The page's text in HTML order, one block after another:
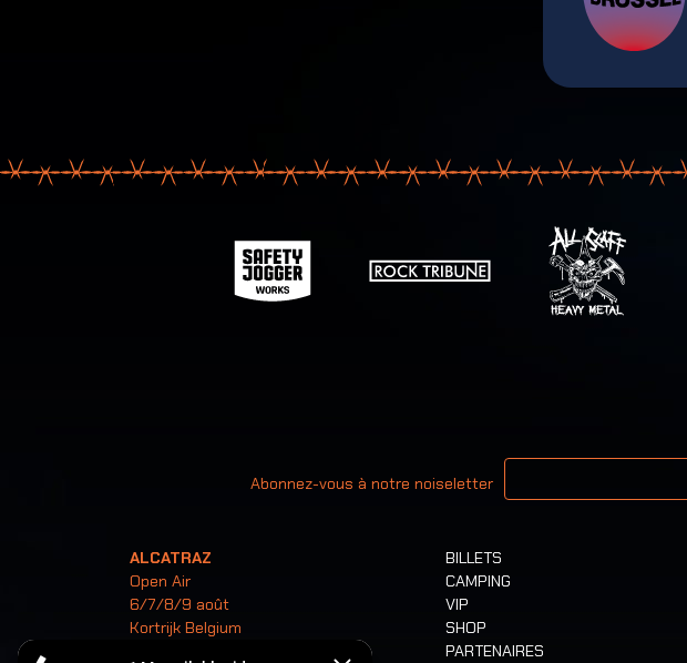
Abonnez-vous à notre noiseletter
Votre adresse email
ALCATRAZ
Open Air
6/7/8/9 août
Kortrijk Belgium
BILLETS
CAMPING
VIP
SHOP
PARTENAIRES